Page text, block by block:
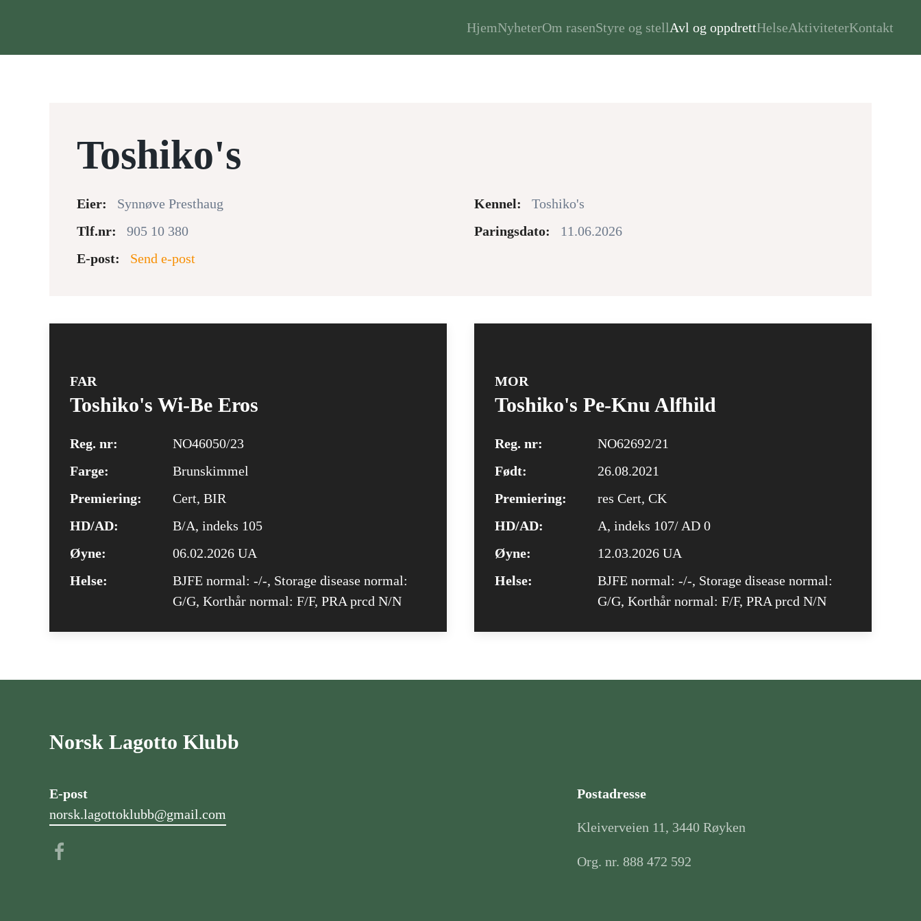
HjemNyheterOm rasenStyre og stellAvl og oppdrettHelseAktiviteterKontakt
Toshiko's
Eier:
Synnøve Presthaug
Tlf.nr:
905 10 380
E-post:
Send e-post
Kennel:
Toshiko's
Paringsdato:
11.06.2026
FAR
Toshiko's Wi-Be Eros
Reg. nr:
NO46050/23
Farge:
Brunskimmel
Premiering:
Cert, BIR
HD/AD:
B/A, indeks 105
Øyne:
06.02.2026 UA
Helse:
BJFE normal: -/-, Storage disease normal:
G/G, Korthår normal: F/F, PRA prcd N/N
MOR
Toshiko's Pe-Knu Alfhild
Reg. nr:
NO62692/21
Født:
26.08.2021
Premiering:
res Cert, CK
HD/AD:
A, indeks 107/ AD 0
Øyne:
12.03.2026 UA
Helse:
BJFE normal: -/-, Storage disease normal:
G/G, Korthår normal: F/F, PRA prcd N/N
Norsk Lagotto Klubb
E-post
norsk.lagottoklubb@gmail.com
Postadresse
Kleiverveien 11, 3440 Røyken
Org. nr. 888 472 592